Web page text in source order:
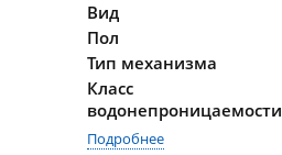
Вид
Пол
Тип механизма
Класс
водонепроницаемости
Подробнее